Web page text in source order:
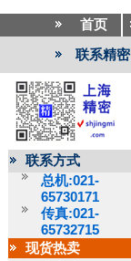
首页
联系精密
联系方式
总机:021-
65730171
传真:021-
65732715
现货热卖